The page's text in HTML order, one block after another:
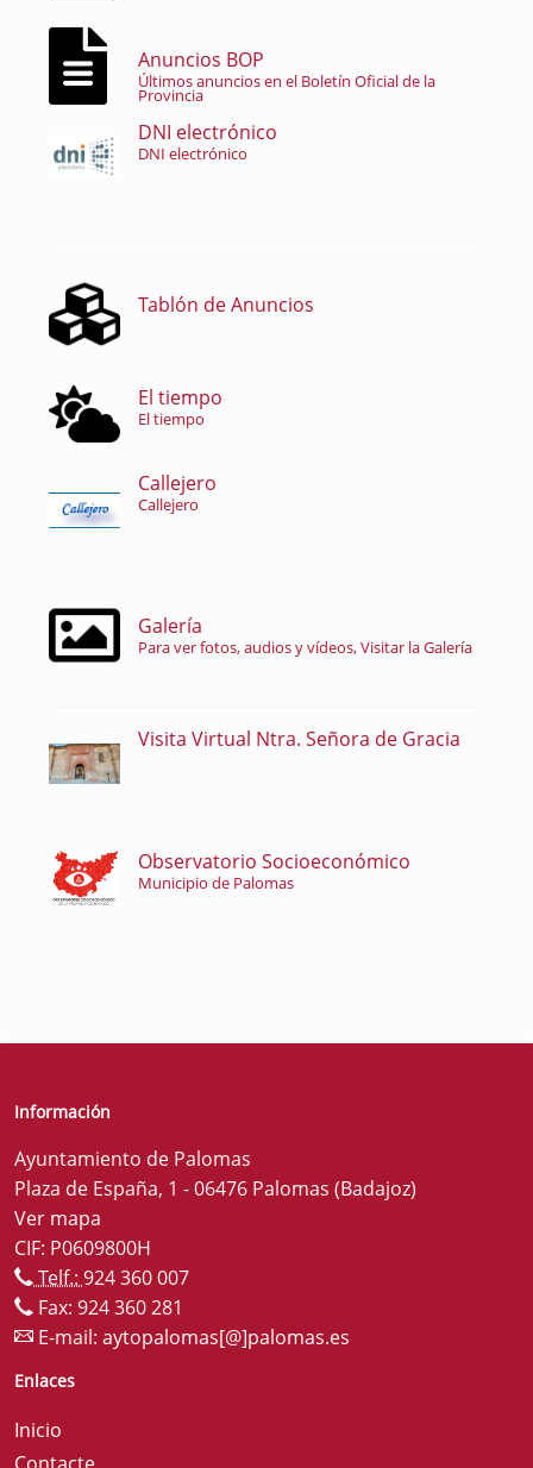
Anuncios BOP
Últimos anuncios en el Boletín Oficial de la
Provincia
DNI electrónico
DNI electrónico
Tablón de Anuncios
El tiempo
El tiempo
Callejero
Callejero
Galería
Para ver fotos, audios y vídeos, Visitar la Galería
Visita Virtual Ntra. Señora de Gracia
Observatorio Socioeconómico
Municipio de Palomas
Información
Ayuntamiento de Palomas
Plaza de España, 1 - 06476 Palomas (Badajoz)
Ver mapa
CIF: P0609800H
Telf.: 924 360 007
Fax: 924 360 281
E-mail: aytopalomas[@]palomas.es
Enlaces
Inicio